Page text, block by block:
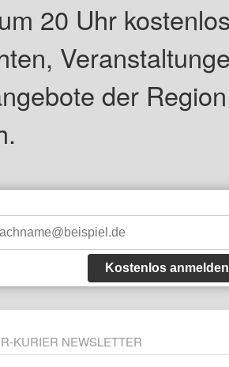
20 Uhr
der
Kostenlos anmelden
KURIER NEWSLETTER